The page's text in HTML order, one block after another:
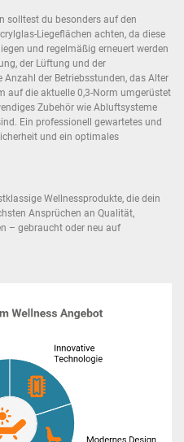
solltest du besonders auf den
Liegeflächen achten, da diese
und regelmäßig erneuert werden
der Lüftung und der
der Betriebsstunden, das Alter
auf die aktuelle 0,3-Norm umgerüstet
Zubehör wie Abluftsysteme
Ein professionell gewartetes und
und ein optimales
Wellnessprodukte, die dein
Ansprüchen an Qualität,
– gebraucht oder neu auf